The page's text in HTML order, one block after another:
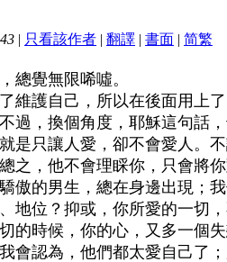
| 只看該作者 | 翻譯 | 書面 | 简繁
總覺無限唏噓。
維護自己，所以在後面用上
過，換個角度，耶穌這句話
是只讓人愛，卻不會愛人。
之，他不會理睬你，只會將
傲的男生，總在身邊出現；
地位？抑或，你所愛的一切
的時候，你的心，又多一個
會認為，他們都太愛自己了